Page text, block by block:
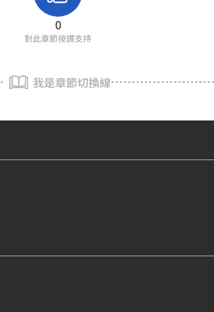
0
對此章節按讚支持
我是章節切換線